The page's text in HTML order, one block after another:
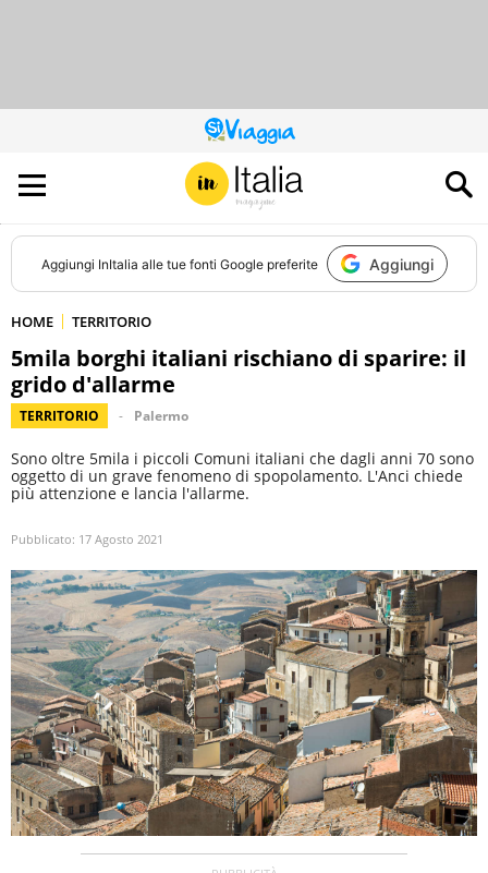
QUESTO
SITO
CONTRIBUISCE
ALL’AUDIENCE
DI
Aggiungi InItalia alle tue fonti Google preferite Aggiungi
HOME TERRITORIO
5mila borghi italiani rischiano di sparire: il
grido d'allarme
TERRITORIO Palermo
Sono oltre 5mila i piccoli Comuni italiani che dagli anni 70 sono
oggetto di un grave fenomeno di spopolamento. L'Anci chiede
più attenzione e lancia l'allarme.
Pubblicato: 17 Agosto 2021